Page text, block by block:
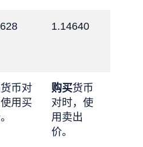
1.14640
货币对
用买
购买货币
对时，使
用卖出
价。